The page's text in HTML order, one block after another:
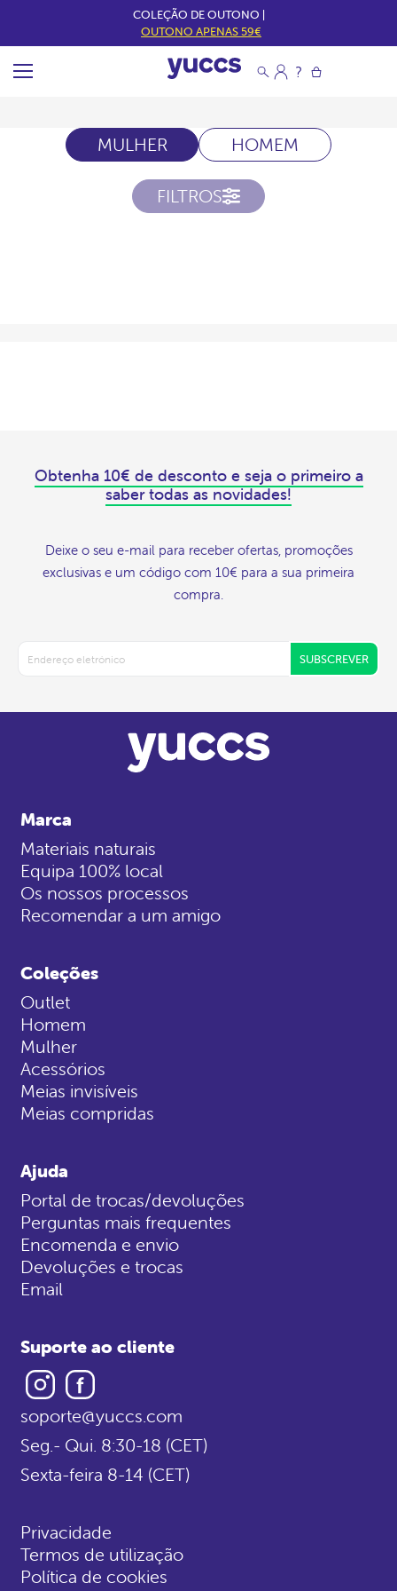
COLEÇÃO DE OUTONO |
OUTONO APENAS 59€
MULHER HOMEM
FILTROS
Obtenha 10€ de desconto e seja o primeiro a
saber todas as novidades!
Deixe o seu e-mail para receber ofertas, promoções
exclusivas e um código com 10€ para a sua primeira
compra.
SUBSCREVER
Marca
Materiais naturais
Equipa 100% local
Os nossos processos
Recomendar a um amigo
Coleções
Outlet
Homem
Mulher
Acessórios
Meias invisíveis
Meias compridas
Ajuda
Portal de trocas/devoluções
Perguntas mais frequentes
Encomenda e envio
Devoluções e trocas
Email
Suporte ao cliente
Instagram
soporte@yuccs.com
Seg.- Qui. 8:30-18 (CET)
Sexta-feira 8-14 (CET)
Privacidade
Termos de utilização
Política de cookies